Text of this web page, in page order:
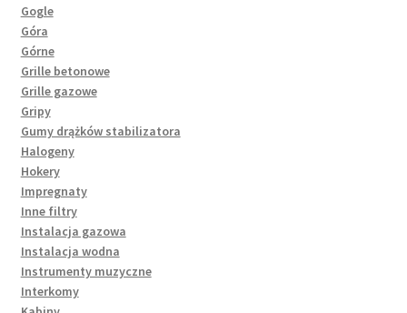
Gogle
Góra
Górne
Grille betonowe
Grille gazowe
Gripy
Gumy drążków stabilizatora
Halogeny
Hokery
Impregnaty
Inne filtry
Instalacja gazowa
Instalacja wodna
Instrumenty muzyczne
Interkomy